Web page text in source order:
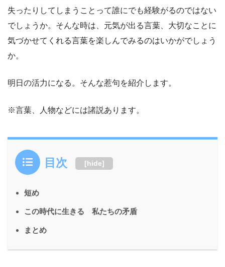
失ったりしてしまうことって誰にでも経験がるのではない
でしょうか。そんな時は、元気が出る言葉、大切なことに
気づかせてくれる言葉を楽しんでみるのはいかがでしょう
か。
明日の活力になる。そんな惹句を紹介します。
※言葉、人物などには諸説あります。
目次 [hide]
短め
この時代に生きる 私たちの矛盾
まとめ